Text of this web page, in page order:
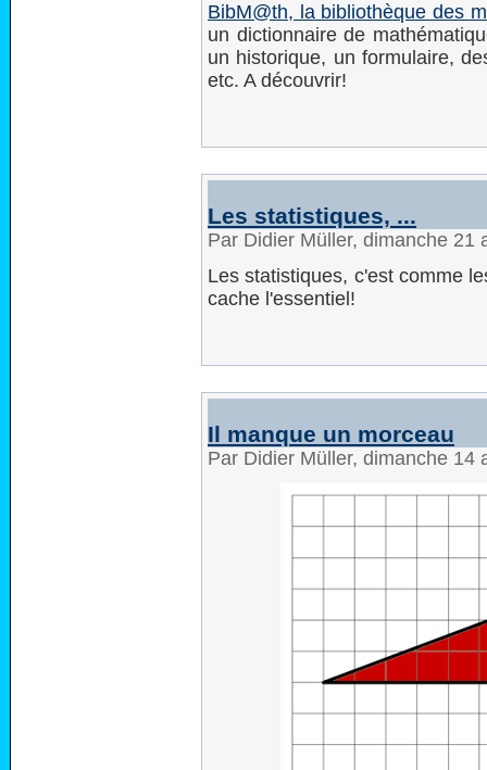
BibM@th, la bibliothèque des
un dictionnaire de
un historique, un formulaire,
etc. A découvrir!
Les statistiques, ...
Par Didier Müller, dimanche 21
Les statistiques, c'est comme
cache l'essentiel!
Il manque un morceau
Par Didier Müller, dimanche 14